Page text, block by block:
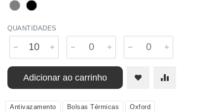
QUANTIDADES
Adicionar ao carrinho
Antivazamento Bolsas Térmicas Oxford